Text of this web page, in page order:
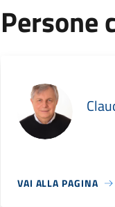
Persone
VAI ALLA PAGINA